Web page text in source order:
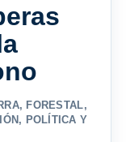
, FORESTAL,
, POLÍTICA Y